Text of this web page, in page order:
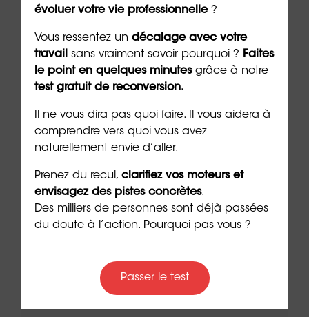
À lire sur le même thème
Réussir sa reconversion en
Provence-Alpes-Côte d’Azur
9 min. de lecture
évoluer votre vie professionnelle?
Vous ressentez un décalage avec votre
travail sans vraiment savoir pourquoi ? Faites
le point en quelques minutesgrâce à notre
test gratuit de reconversion.
Il ne vous dira pas quoi faire. Il vous aidera à
comprendre vers quoi vous avez
naturellement envie d’aller.
Prenez du recul, clarifiez vos moteurs et
envisagez des pistes concrètes.
Des milliers de personnes sont déjà passées
du doute à l’action. Pourquoi pas vous ?
Passer le test